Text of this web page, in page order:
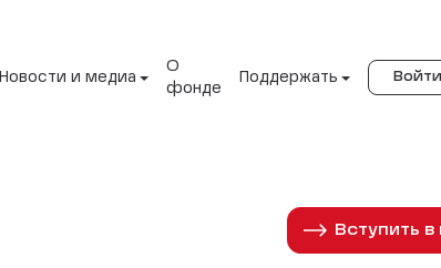
Новости и медиа
О
фонде
Поддержать Войти
Вступить в